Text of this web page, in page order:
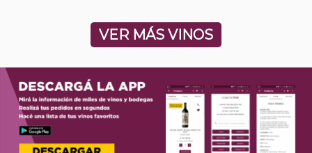
VER MÁS VINOS